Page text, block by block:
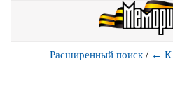
Расширенный поиск / ← К